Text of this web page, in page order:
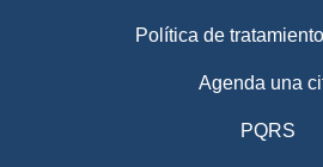
Política de
Agenda una
PQRS